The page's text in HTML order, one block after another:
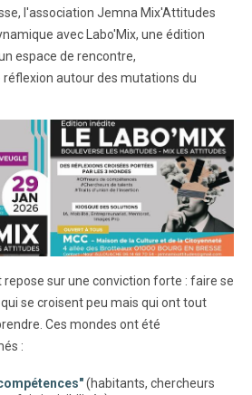
l'association Jemna Mix'Attitudes
avec Labo'Mix, une édition
espace de rencontre,
autour des mutations du
repose sur une conviction forte : faire se
se croisent peu mais qui ont tout
Ces mondes ont été
:
(habitants, chercheurs